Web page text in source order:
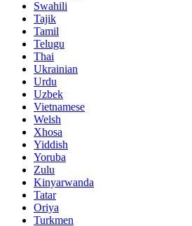
Swahili
Tajik
Tamil
Telugu
Thai
Ukrainian
Urdu
Uzbek
Vietnamese
Welsh
Xhosa
Yiddish
Yoruba
Zulu
Kinyarwanda
Tatar
Oriya
Turkmen